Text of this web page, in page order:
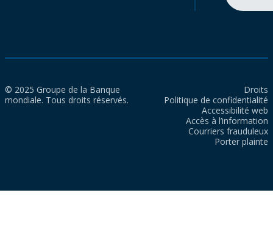
© 2025 Groupe de la Banque
mondiale. Tous droits réservés.
Droits
Politique de confidentialité
Accessibilité web
Accès à l’information
Courriers frauduleux
Porter plainte